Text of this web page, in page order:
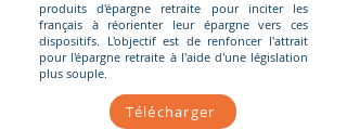
produits d'épargne retraite pour inciter les
français à réorienter leur épargne vers ces
dispositifs. L'objectif est de renfoncer l'attrait
pour l'épargne retraite à l'aide d'une législation
plus souple.
Télécharger